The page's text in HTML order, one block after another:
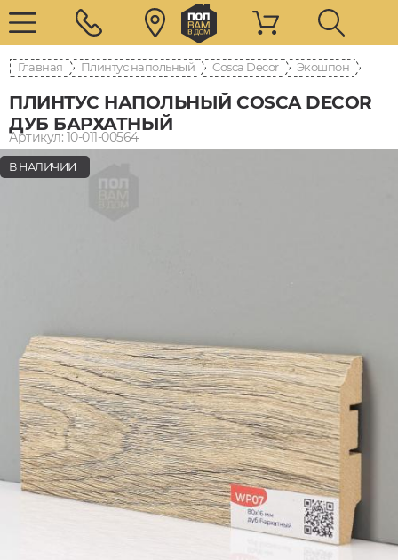
Главная Плинтус напольный Cosca Decor Экошпон
ПЛИНТУС НАПОЛЬНЫЙ COSCA DECOR
ДУБ БАРХАТНЫЙ
Артикул: 10-011-00564
В НАЛИЧИИ